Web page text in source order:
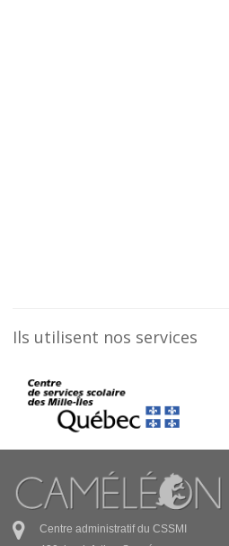
Ils utilisent nos services
Centre administratif du CSSMI